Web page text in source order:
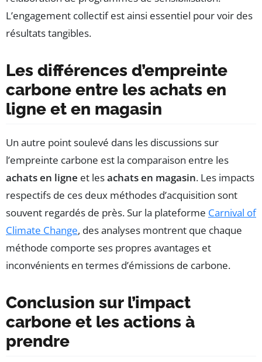
L’engagement collectif est ainsi essentiel pour voir des
résultats tangibles.
Les différences d’empreinte
carbone entre les achats en
ligne et en magasin
Un autre point soulevé dans les discussions sur
l’empreinte carbone est la comparaison entre les
achats en ligne et lesachats en magasin. Les impacts
respectifs de ces deux méthodes d’acquisition sont
souvent regardés de près. Sur la plateforme Carnival of
Climate Change, des analyses montrent que chaque
méthode comporte ses propres avantages et
inconvénients en termes d’émissions de carbone.
Conclusion sur l’impact
carbone et les actions à
prendre